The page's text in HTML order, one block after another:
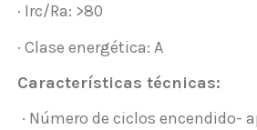
· Irc/Ra: >80
· Clase energética: A
Características técnicas:
· Número de ciclos encendido-